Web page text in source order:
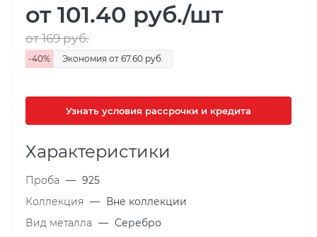
от 101.40 руб./шт
от 169руб.
-40% Экономия от 67.60 руб.
Узнать условия рассрочки и кредита
Характеристики
Проба — 925
Коллекция — Вне коллекции
Вид металла — Серебро